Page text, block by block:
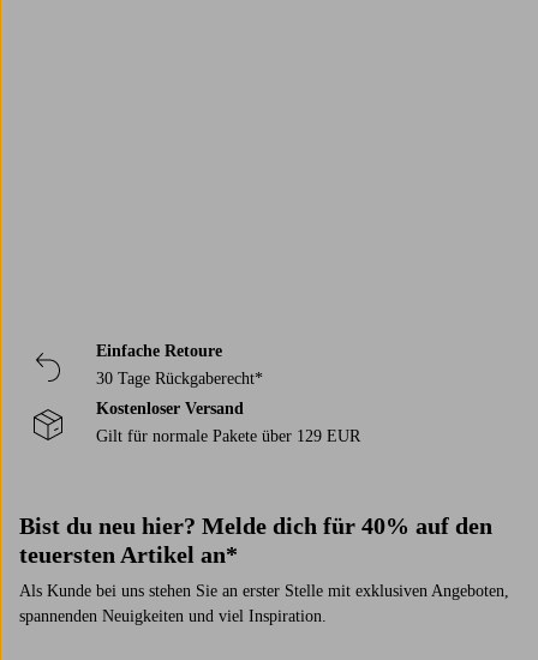
Einfache Retoure
30 Tage Rückgaberecht*
Kostenloser Versand
Gilt für normale Pakete über 129 EUR
Bist du neu hier? Melde dich für 40% auf den
teuersten Artikel an*
Als Kunde bei uns stehen Sie an erster Stelle mit exklusiven Angeboten,
spannenden Neuigkeiten und viel Inspiration.